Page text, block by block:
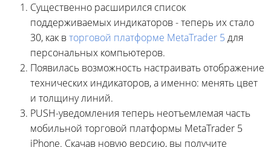
Существенно расширился список
поддерживаемых индикаторов - теперь их стало
30, как вторговой платформе MetaTrader 5 для
персональных компьютеров.
Появилась возможность настраивать отображение
технических индикаторов, а именно: менять цвет
и толщину линий.
PUSH-уведомления теперь неотъемлемая часть
мобильной торговой платформы MetaTrader 5
iPhone. Скачав новую версию, вы получите